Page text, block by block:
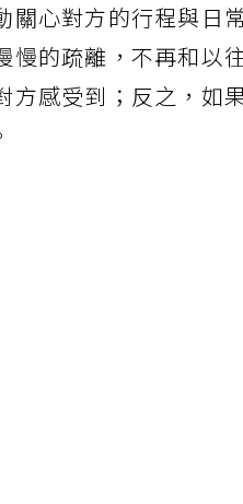
關心對方的行程與日
的疏離，不再和以
方感受到；反之，如